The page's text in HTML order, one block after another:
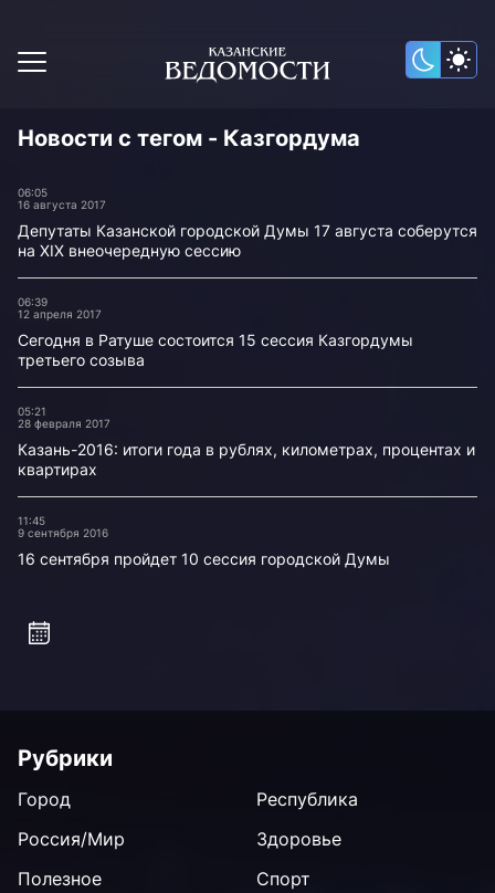
Новости с тегом - Казгордума
06:05
16 августа 2017
Депутаты Казанской городской Думы 17 августа соберутся
на XIX внеочередную сессию
06:39
12 апреля 2017
Сегодня в Ратуше состоится 15 сессия Казгордумы
третьего созыва
05:21
28 февраля 2017
Казань-2016: итоги года в рублях, километрах, процентах и
квартирах
11:45
9 сентября 2016
16 сентября пройдет 10 сессия городской Думы
Рубрики
Город
Республика
Россия/Мир
Здоровье
Полезное
Спорт